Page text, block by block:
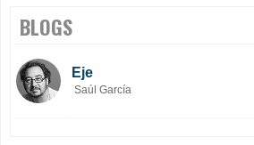
BLOGS
Eje
Saúl García